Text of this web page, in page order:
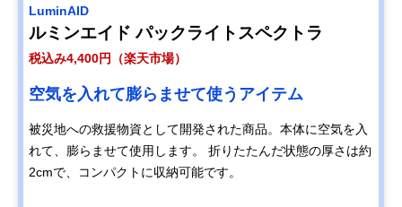
LuminAID
ルミンエイド パックライトスペクトラ
税込み4,400円（楽天市場）
空気を入れて膨らませて使うアイテム
被災地への救援物資として開発された商品。本体に空気を入
れて、膨らませて使用します。 折りたたんだ状態の厚さは約
2cmで、コンパクトに収納可能です。